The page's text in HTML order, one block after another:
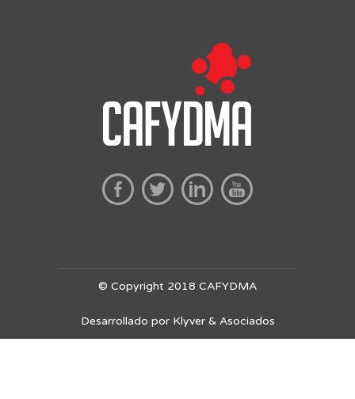
© Copyright 2018 CAFYDMA
Desarrollado por Klyver & Asociados